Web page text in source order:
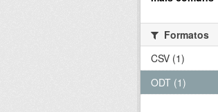
Formatos
CSV (1)
ODT (1)